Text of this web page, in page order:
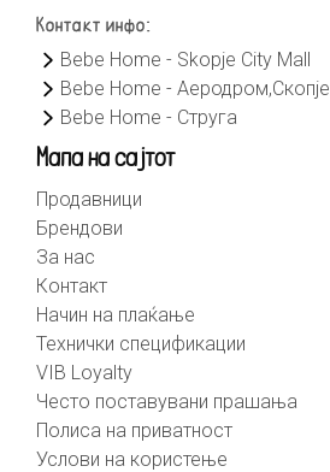
Контакт инфо:
Bebe Home - Skopje City Mall
Bebe Home - Аеродром,Скопје
Bebe Home - Струга
Мапа на сајтот
Продавници
Брендови
За нас
Контакт
Начин на плаќање
Технички спецификации
VIB Loyalty
Често поставувани прашања
Полиса на приватност
Услови на користење